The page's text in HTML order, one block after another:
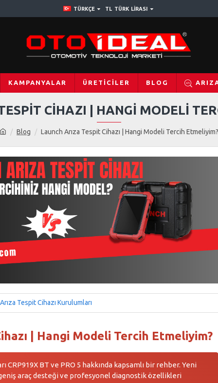
TÜRKÇE TL TÜRK LIRASI
KAMPANYALAR ÜRETICILER BLOG
Blog Launch Arıza Tespit Cihazı | Hangi Modeli Tercih Etmeliyim?
CIHAZI | HANGI MODELI
Arıza Tespit Cihazı Kurulumları
| Hangi Modeli Tercih Etmeliyim?
CRP919X BT ve PRO 5 hakkında kapsamlı bir rehber. Yeni
araç desteği ve profesyonel diagnostik özellikleri